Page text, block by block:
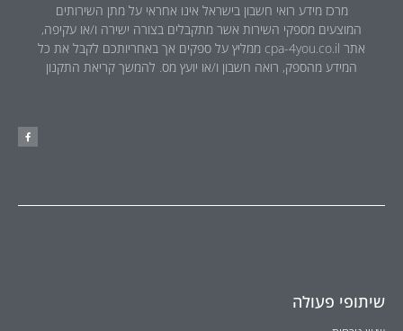
מרכז מידע רואי חשבון בישראל אינו אחראי על מתן השירותים
המוצעים מספקי השירות אשר מתקבלים בצורה ישירה ו/או עקיפה,
אתר cpa-4you.co.il ממליץ על ספקים אך באחריותכם לקבל את כל
המידע מהספק, רואה חשבון ו/או יועץ מס. להמשך קריאת התקנון
שיתופי פעולה